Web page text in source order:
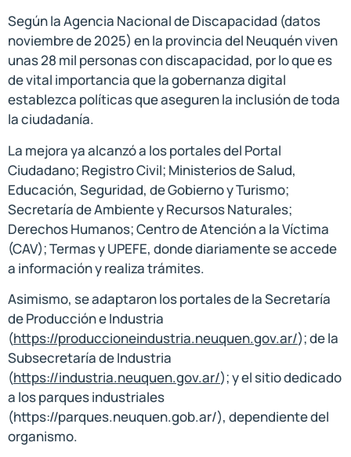
Según la Agencia Nacional de Discapacidad (datos
noviembre de 2025) en la provincia del Neuquén viven
unas 28 mil personas con discapacidad, por lo que es
de vital importancia que la gobernanza digital
establezca políticas que aseguren la inclusión de toda
la ciudadanía.
La mejora ya alcanzó a los portales del Portal
Ciudadano; Registro Civil; Ministerios de Salud,
Educación, Seguridad, de Gobierno y Turismo;
Secretaría de Ambiente y Recursos Naturales;
Derechos Humanos; Centro de Atención a la Víctima
(CAV); Termas y UPEFE, donde diariamente se accede
a información y realiza trámites.
Asimismo, se adaptaron los portales de la Secretaría
de Producción e Industria
(https://produccioneindustria.neuquen.gov.ar/); de la
Subsecretaría de Industria
(https://industria.neuquen.gov.ar/); y el sitio dedicado
a los parques industriales
(https://parques.neuquen.gob.ar/), dependiente del
organismo.